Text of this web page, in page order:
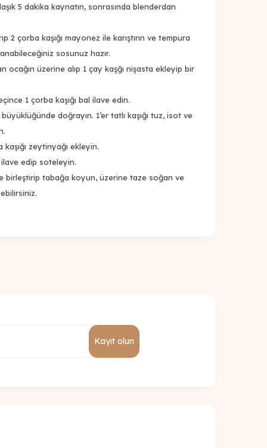
5 dakika kaynatın, sonrasında blenderdan
2 çorba kaşığı mayonez ile karıştırın ve tempura
sosunuz hazır.
ocağın üzerine alıp 1 çay kaşğı nişasta ekleyip bir
1 çorba kaşığı bal ilave edin.
doğrayın. 1’er tatlı kaşığı tuz, isot ve
kaşığı zeytinyağı ekleyin.
ilave edip soteleyin.
ile birleştirip tabağa koyun, üzerine taze soğan ve
Kayıt olun